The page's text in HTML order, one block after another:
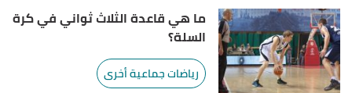
Retrieved 22/9/2021. Edited.ما هي قاعدة الثلاث ثواني في كرة
السلة؟
رياضات جماعية أخرى